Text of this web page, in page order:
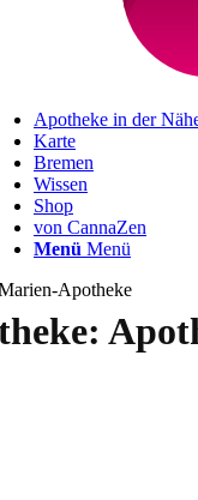
Apotheke in der
Karte
Bremen
Wissen
Shop
von CannaZen
Menü Menü
Apotheke